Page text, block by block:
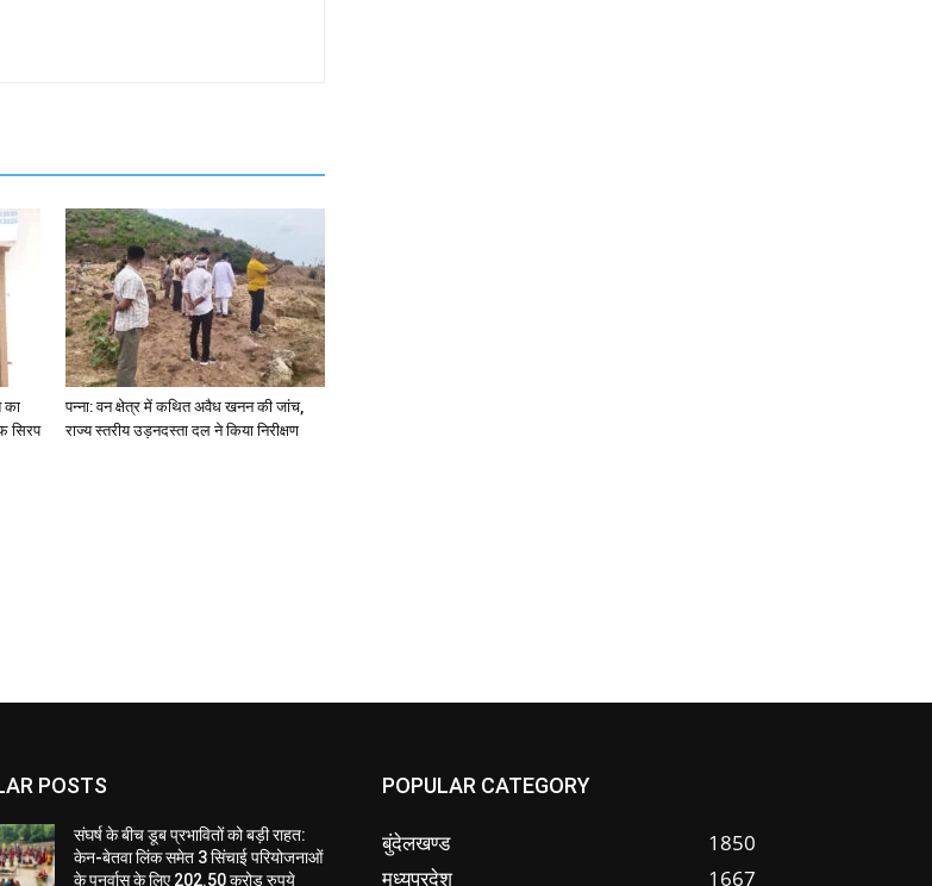
का
सिरप
पन्ना: वन क्षेत्र में कथित अवैध खनन की जांच,
राज्य स्तरीय उड़नदस्ता दल ने किया निरीक्षण
POSTS
संघर्ष के बीच डूब प्रभावितों को बड़ी राहत:
केन-बेतवा लिंक समेत 3 सिंचाई परियोजनाओं
के पुनर्वास के लिए 202.50 करोड़ रुपये
POPULAR CATEGORY
बुंदेलखण्ड
1850
मध्यप्रदेश
1667